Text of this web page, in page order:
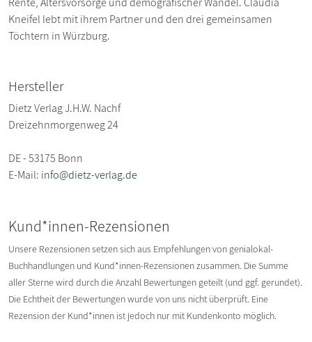
Kneifel lebt mit ihrem Partner und den drei gemeinsamen
Töchtern in Würzburg.
Hersteller
Dietz Verlag J.H.W. Nachf
Dreizehnmorgenweg 24
DE - 53175 Bonn
E-Mail: info@dietz-verlag.de
Kund*innen-Rezensionen
Unsere Rezensionen setzen sich aus Empfehlungen von genialokal-
Buchhandlungen und Kund*innen-Rezensionen zusammen. Die Summe
aller Sterne wird durch die Anzahl Bewertungen geteilt (und ggf. gerundet).
Die Echtheit der Bewertungen wurde von uns nicht überprüft. Eine
Rezension der Kund*innen ist jedoch nur mit Kundenkonto möglich.